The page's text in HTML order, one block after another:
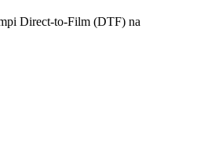
Direct-to-Film (DTF) na